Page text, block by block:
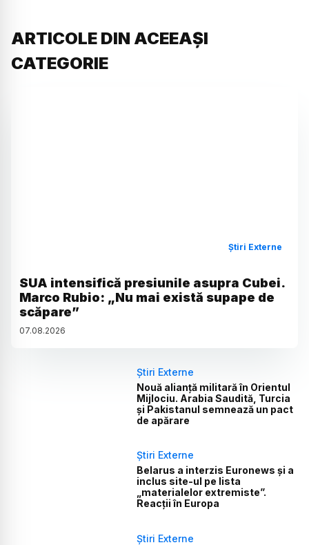
ARTICOLE DIN ACEEAȘI
CATEGORIE
Știri Externe
SUA intensifică presiunile asupra Cubei.
Marco Rubio: „Nu mai există supape de
scăpare”
07.08.2026
Știri Externe
Nouă alianță militară în Orientul
Mijlociu. Arabia Saudită, Turcia
și Pakistanul semnează un pact
de apărare
Știri Externe
Belarus a interzis Euronews și a
inclus site-ul pe lista
„materialelor extremiste”.
Reacții în Europa
Știri Externe